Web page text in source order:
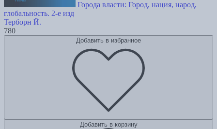
Города власти: Город, нация, народ,
глобальность. 2-е изд
Терборн Й.
780
Добавить в избранное
Добавить в корзину